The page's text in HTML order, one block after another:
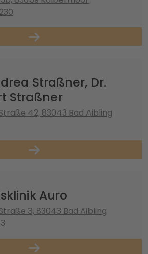
Straßner, Dr.
Straßner
42, 83043 Bad Aibling
Auro
3, 83043 Bad Aibling